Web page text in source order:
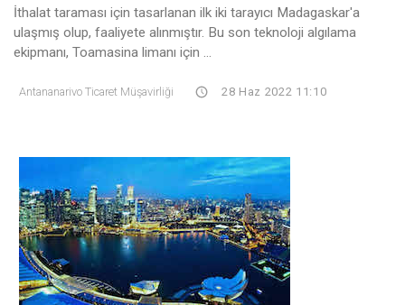
İthalat taraması için tasarlanan ilk iki tarayıcı Madagaskar'a
ulaşmış olup, faaliyete alınmıştır. Bu son teknoloji algılama
ekipmanı, Toamasina limanı için ...
Antananarivo Ticaret Müşavirliği 28 Haz 2022 11:10